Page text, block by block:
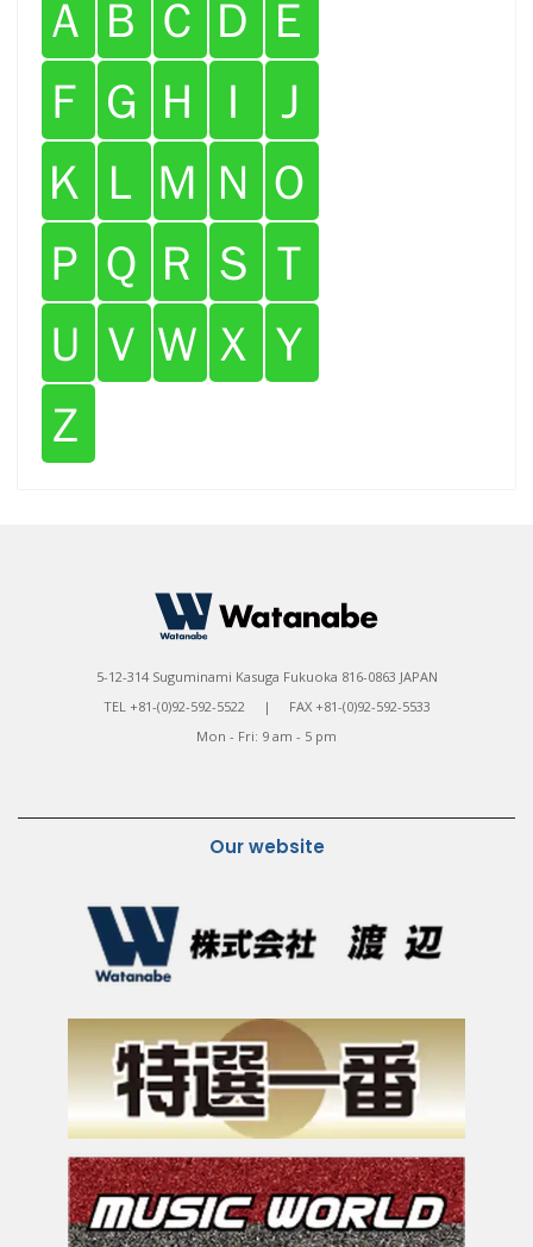
Ａ Ｂ Ｃ Ｄ Ｅ
Ｆ Ｇ Ｈ Ｉ
Ｊ
Ｋ Ｌ Ｍ Ｎ Ｏ
Ｐ Ｑ Ｒ Ｓ Ｔ
Ｕ Ｖ Ｗ Ｘ Ｙ
Ｚ
5-12-314 Suguminami Kasuga Fukuoka 816-0863 JAPAN
TEL +81-(0)92-592-5522 | FAX +81-(0)92-592-5533
Mon - Fri: 9 am - 5 pm
Our website